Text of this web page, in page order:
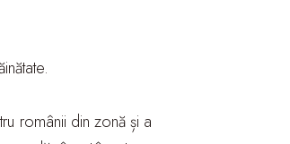
românii din zonă și a